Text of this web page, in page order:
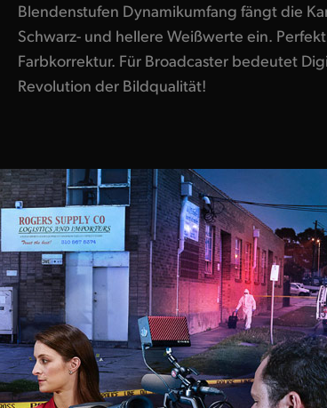
Revolution der Bildqualität!